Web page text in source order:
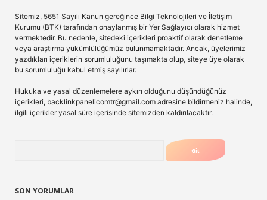
Sitemiz, 5651 Sayılı Kanun gereğince Bilgi Teknolojileri ve İletişim
Kurumu (BTK) tarafından onaylanmış bir Yer Sağlayıcı olarak hizmet
vermektedir. Bu nedenle, sitedeki içerikleri proaktif olarak denetleme
veya araştırma yükümlülüğümüz bulunmamaktadır. Ancak, üyelerimiz
yazdıkları içeriklerin sorumluluğunu taşımakta olup, siteye üye olarak
bu sorumluluğu kabul etmiş sayılırlar.
Hukuka ve yasal düzenlemelere aykırı olduğunu düşündüğünüz
içerikleri, backlinkpanelicomtr@gmail.com adresine bildirmeniz halinde,
ilgili içerikler yasal süre içerisinde sitemizden kaldırılacaktır.
SON YORUMLAR